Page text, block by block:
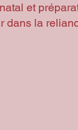
et
la